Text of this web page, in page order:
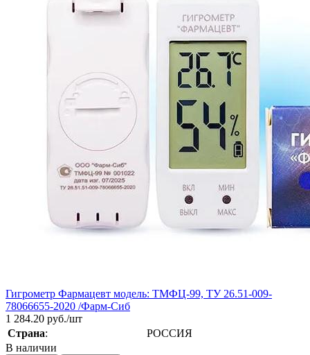
Гигрометр Фармацевт модель: ТМФЦ-99, ТУ 26.51-009-
78066655-2020 /Фарм-Сиб
1 284.20 руб./шт
Страна:
РОССИЯ
В наличии